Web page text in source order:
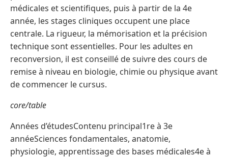
médicales et scientifiques, puis à partir de la 4e
année, les stages cliniques occupent une place
centrale. La rigueur, la mémorisation et la précision
technique sont essentielles. Pour les adultes en
reconversion, il est conseillé de suivre des cours de
remise à niveau en biologie, chimie ou physique avant
de commencer le cursus.
core/table
Années d’étudesContenu principal1re à 3e
annéeSciences fondamentales, anatomie,
physiologie, apprentissage des bases médicales4e à